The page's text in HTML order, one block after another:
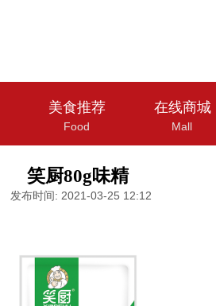
Food
美食推荐 在线商城
Mall
笑厨80g味精
发布时间: 2021-03-25 12:12